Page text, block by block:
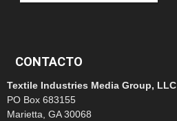
CONTACTO
Textile Industries Media Group, LLC
PO Box 683155
Marietta, GA 30068